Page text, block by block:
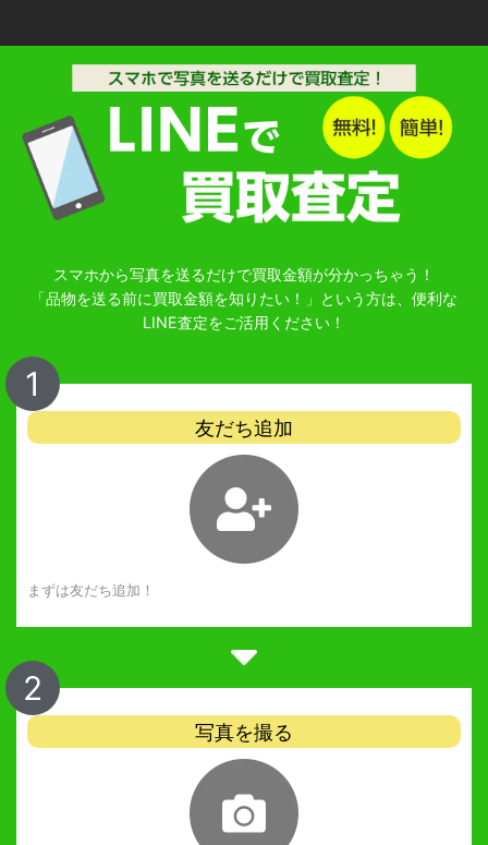
スマホから写真を送るだけで買取金額が分かっちゃう！
「品物を送る前に買取金額を知りたい！」という方は、便利な
LINE査定をご活用ください！
1
友だち追加
まずは友だち追加！
2
写真を撮る